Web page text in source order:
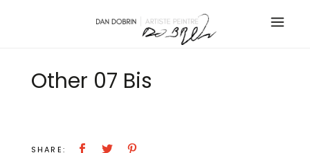
Other 07 Bis
SHARE: